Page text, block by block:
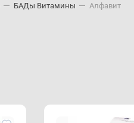
БАДы Витамины Алфавит